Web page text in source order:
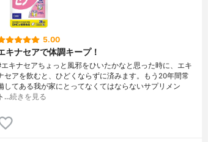
5.00
キナセアで体調キープ！
キナセアちょっと風邪をひいたかなと思った時に、エキ
セアを飲むと、ひどくならずに済みます。もう20年間常
してある我が家にとってなくてはならないサプリメン
ト…続きを見る